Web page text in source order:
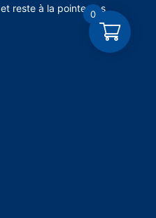
reste à la pointe des
0